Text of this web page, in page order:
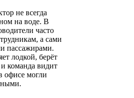
не всегда
на воде. В
часто
а сами
пассажирами.
лодкой, берёт
и команда видит
офисе могли